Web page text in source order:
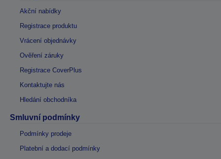
Akční nabídky
Registrace produktu
Vrácení objednávky
Ověření záruky
Registrace CoverPlus
Kontaktujte nás
Hledání obchodníka
Smluvní podmínky
Podmínky prodeje
Platební a dodací podmínky